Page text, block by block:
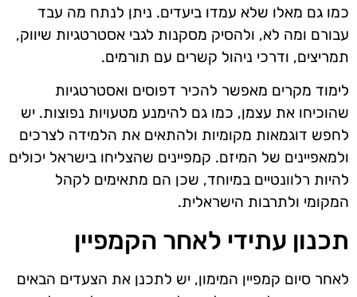
כמו גם מאלו שלא עמדו ביעדים. ניתן לנתח מה עבד
עבורם ומה לא, ולהסיק מסקנות לגבי אסטרטגיות שיווק,
תמריצים, ודרכי ניהול קשרים עם תורמים.
לימוד מקרים מאפשר להכיר דפוסים ואסטרטגיות
שהוכיחו את עצמן, כמו גם להימנע מטעויות נפוצות. יש
לחפש דוגמאות מקומיות ולהתאים את הלמידה לצרכים
ולמאפיינים של המיזם. קמפיינים שהצליחו בישראל יכולים
להיות רלוונטיים במיוחד, שכן הם מתאימים לקהל
המקומי ולתרבות הישראלית.
תכנון עתידי לאחר הקמפיין
לאחר סיום קמפיין המימון, יש לתכנן את הצעדים הבאים